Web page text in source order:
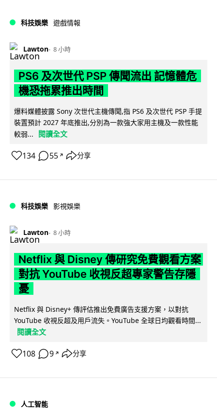
科技娛樂 遊戲情報
Lawton 8 小時
PS6 及次世代 PSP 傳聞流出 記憶體危
機恐拖累推出時間
爆料媒體披露 Sony 次世代主機傳聞,指 PS6 及次世代 PSP 手提
裝置預計 2027 年底推出,分別為一款強大家用主機及一款性能
較弱...
閱讀全文
134 55 ↗ 分享
科技娛樂 影視娛樂
Lawton 8 小時
Netflix 與 Disney 傳研究免費觀看方案
對抗 YouTube 收視反超專家警告存隱
憂
Netflix 與 Disney+ 傳評估推出免費廣告支援方案，以對抗
YouTube 收視反超及用戶流失。YouTube 全球日均觀看時間...
閱讀全文
108 9 ↗ 分享
人工智能